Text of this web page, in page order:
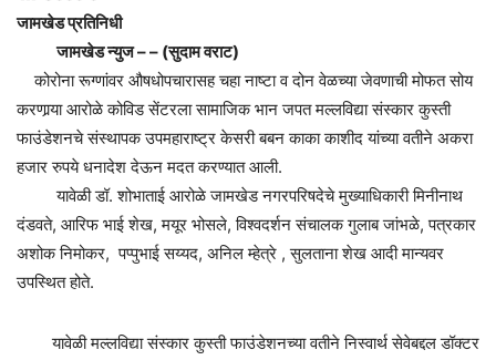
जामखेड प्रतिनिधी
जामखेड न्युज – – (सुदाम वराट)
कोरोना रूग्णांवर औषधोपचारासह चहा नाष्टा व दोन वेळच्या जेवणाची मोफत सोय
करणार्‍या आरोळे कोविड सेंटरला सामाजिक भान जपत मल्लविद्या संस्कार कुस्ती
फाउंडेशनचे संस्थापक उपमहाराष्ट्र केसरी बबन काका काशीद यांच्या वतीने अकरा
हजार रुपये धनादेश देऊन मदत करण्यात आली.
यावेळी डॉ. शोभाताई आरोळे जामखेड नगरपरिषदेचे मुख्याधिकारी मिनीनाथ
दंडवते, आरिफ भाई शेख, मयूर भोसले, विश्वदर्शन संचालक गुलाब जांभळे, पत्रकार
अशोक निमोकर, पप्पुभाई सय्यद, अनिल म्हेत्रे , सुलताना शेख आदी मान्यवर
उपस्थित होते.
यावेळी मल्लविद्या संस्कार कुस्ती फाउंडेशनच्या वतीने निस्वार्थ सेवेबद्दल डॉक्टर